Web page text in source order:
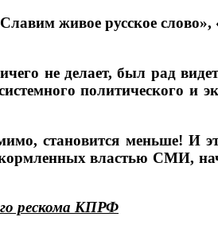
живое русское
не делает, был рад
политического и
становится меньше! И
властью СМИ,
рескома КПРФ